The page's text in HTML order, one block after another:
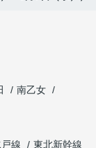
南乙女
線
東北新幹線